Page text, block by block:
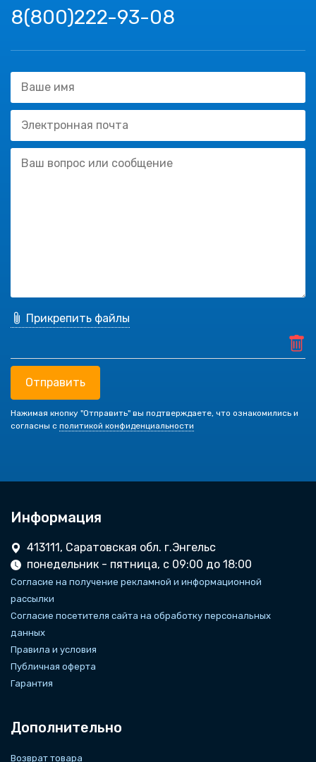
8(800)222-93-08
Прикрепить файлы
Отправить
Нажимая кнопку "Отправить" вы подтверждаете, что ознакомились и
согласны с политикой конфиденциальности
Информация
413111, Саратовская обл. г.Энгельс
понедельник - пятница, с 09:00 до 18:00
Согласие на получение рекламной и информационной
рассылки
Согласие посетителя сайта на обработку персональных
данных
Правила и условия
Публичная оферта
Гарантия
Дополнительно
Возврат товара